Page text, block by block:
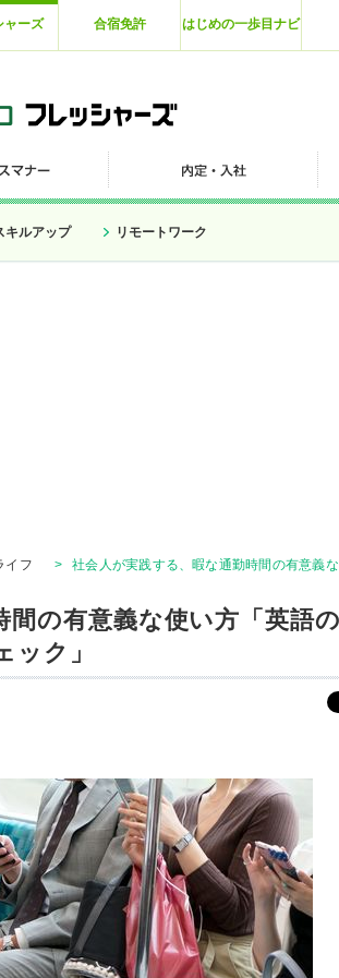
ャーズ 合宿免許 はじめの一歩目ナビ
キルアップ リモートワーク
イフ > 社会人が実践する、暇な通勤時間の有意義
の有意義な使い方「英語
ック」